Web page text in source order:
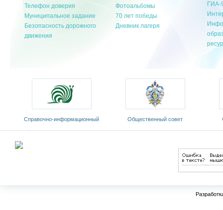
Телефон доверия
Муниципальное задание
Безопасность дорожного
движения
Фотоальбомы
70 лет победы
Дневник лагеря
ГИА-
Cправочно-информационный
портал «Русский язык»
Общественный совет
Министерства образования и